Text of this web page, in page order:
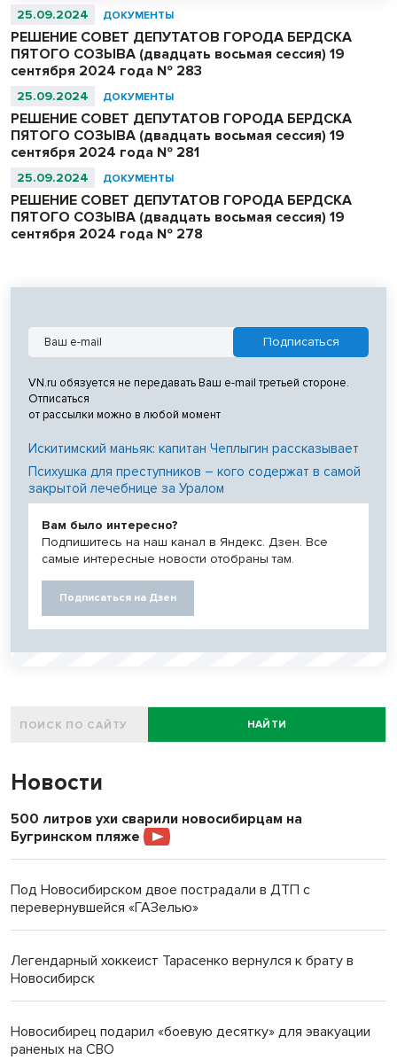
Левобережная часть этап I, этап II.
25.09.2024 ДОКУМЕНТЫ
РЕШЕНИЕ СОВЕТ ДЕПУТАТОВ ГОРОДА БЕРДСКА
ПЯТОГО СОЗЫВА (двадцать восьмая сессия) 19
сентября 2024 года № 283
25.09.2024 ДОКУМЕНТЫ
РЕШЕНИЕ СОВЕТ ДЕПУТАТОВ ГОРОДА БЕРДСКА
ПЯТОГО СОЗЫВА (двадцать восьмая сессия) 19
сентября 2024 года № 281
25.09.2024 ДОКУМЕНТЫ
РЕШЕНИЕ СОВЕТ ДЕПУТАТОВ ГОРОДА БЕРДСКА
ПЯТОГО СОЗЫВА (двадцать восьмая сессия) 19
сентября 2024 года № 278
VN.ru обязуется не передавать Ваш e-mail третьей стороне.
Отписаться
от рассылки можно в любой момент
Искитимский маньяк: капитан Чеплыгин рассказывает
Психушка для преступников – кого содержат в самой
закрытой лечебнице за Уралом
Вам было интересно?
Подпишитесь на наш канал в Яндекс. Дзен. Все
самые интересные новости отобраны там.
Подписаться на Дзен
НАЙТИ
Новости
500 литров ухи сварили новосибирцам на
Бугринском пляже
Под Новосибирском двое пострадали в ДТП с
перевернувшейся «ГАЗелью»
Легендарный хоккеист Тарасенко вернулся к брату в
Новосибирск
Новосибирец подарил «боевую десятку» для эвакуации
раненых на СВО